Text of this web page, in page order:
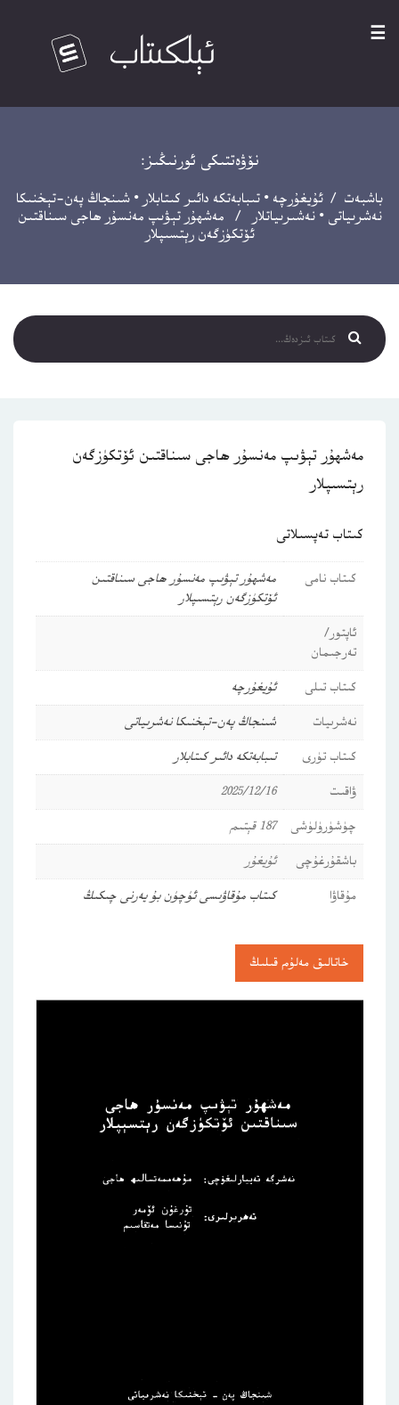
☰
نۆۋەتتىكى ئورنىڭىز:
باشبەت / ئۇيغۇرچە • تىبابەتكە دائىر كىتابلار • شىنجاڭ پەن-تېخنىكا
نەشرىياتى •نەشىرىياتلار
/ مەشھۇر تېۋىپ مەنسۇر ھاجى سىناقتىن
ئۆتكۈزگەن رېتسىپلار
مەشھۇر تېۋىپ مەنسۇر ھاجى سىناقتىن ئۆتكۈزگەن
رېتسىپلار
كىتاب تەپسىلاتى
كىتاب نامى
مەشھۇر تېۋىپ مەنسۇر ھاجى سىناقتىن
ئۆتكۈزگەن رېتسىپلار
ئاپتور/
تەرجىمان
كىتاب تىلى
ئۇيغۇرچە
نەشرىيات
شىنجاڭ پەن-تېخنىكا نەشرىياتى
كىتاب تۈرى
تىبابەتكە دائىر كىتابلار
ۋاقىت
2025/12/16
چۈشۈرۈلۈشى
187 قېتىم
باشقۇرغۇچى
ئۇيغۇر
مۇقاۋا
كىتاب مۇقاۋىسى ئۈچۈن بۇ يەرنى چىكىڭ
خاتالىق مەلۇم قىلىڭ